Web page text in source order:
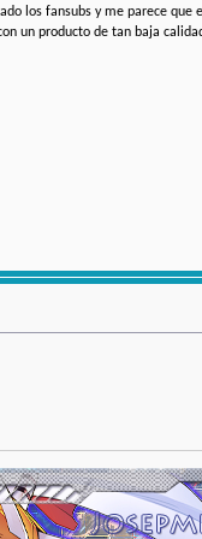
los fansubs y me parece
un producto de tan baja